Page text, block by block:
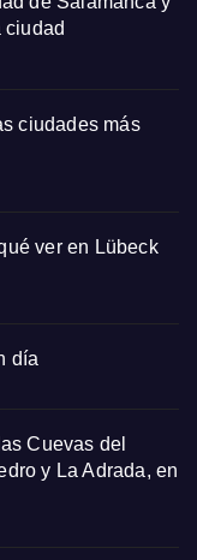
ciudad
ciudades más
ver en Lübeck
día
Cuevas del
y La Adrada, en